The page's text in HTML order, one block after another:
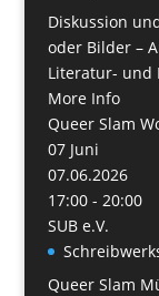
Diskussion
oder Bilder –
Literatur- und
More Info
Queer Slam
07 Juni
07.06.2026
17:00 - 20:00
SUB e.V.
Queer Slam